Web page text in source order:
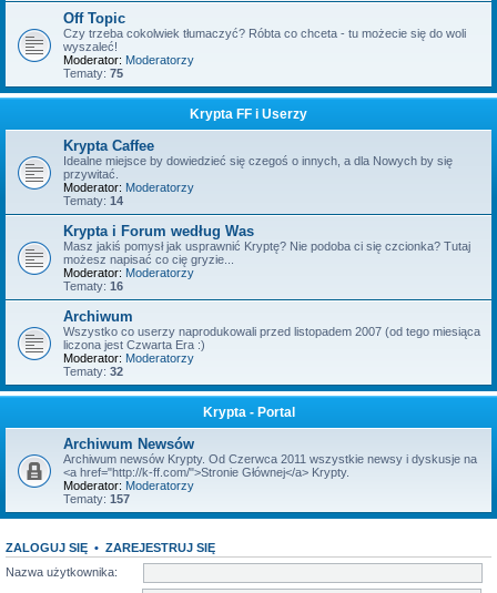
Off Topic
Czy trzeba cokolwiek tłumaczyć? Róbta co chceta - tu możecie się do woli
wyszaleć!
Moderator: Moderatorzy
Tematy: 75
Krypta FF i Userzy
Krypta Caffee
Idealne miejsce by dowiedzieć się czegoś o innych, a dla Nowych by się
przywitać.
Moderator: Moderatorzy
Tematy: 14
Krypta i Forum według Was
Masz jakiś pomysł jak usprawnić Kryptę? Nie podoba ci się czcionka? Tutaj
możesz napisać co cię gryzie...
Moderator: Moderatorzy
Tematy: 16
Archiwum
Wszystko co userzy naprodukowali przed listopadem 2007 (od tego miesiąca
liczona jest Czwarta Era :)
Moderator: Moderatorzy
Tematy: 32
Krypta - Portal
Archiwum Newsów
Archiwum newsów Krypty. Od Czerwca 2011 wszystkie newsy i dyskusje na
<a href="http://k-ff.com/">Stronie Głównej</a> Krypty.
Moderator: Moderatorzy
Tematy: 157
ZALOGUJ SIĘ • ZAREJESTRUJ SIĘ
Nazwa użytkownika: